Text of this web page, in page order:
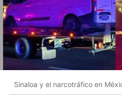
Sinaloa y el narcotráfico en